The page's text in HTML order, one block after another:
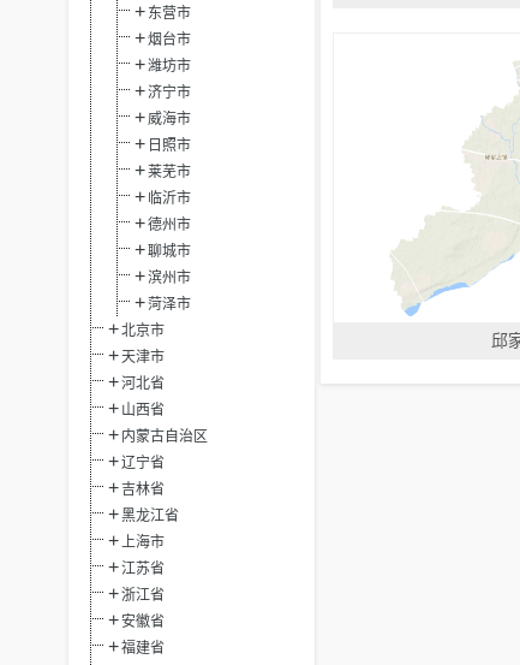
东营市
烟台市
潍坊市
济宁市
威海市
日照市
莱芜市
临沂市
德州市
聊城市
滨州市
菏泽市
北京市
天津市
河北省
山西省
内蒙古自治区
辽宁省
吉林省
黑龙江省
上海市
江苏省
浙江省
安徽省
福建省
邱